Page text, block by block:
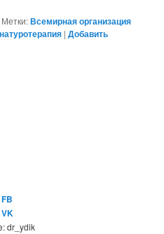
Метки:Всемирная организация
натуротерапия |Добавить
FB
VK
dr_ydik